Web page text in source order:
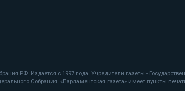
РФ. Издается с 1997 года. Учредители газеты -
Собрания. «Парламентская газета» имеет пункты